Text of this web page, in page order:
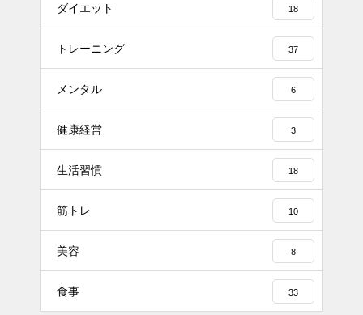
ダイエット 18
トレーニング 37
メンタル 6
健康経営 3
生活習慣 18
筋トレ 10
美容 8
食事 33